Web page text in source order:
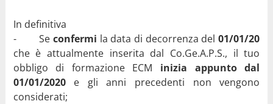
In definitiva
- Seconfermi la data di decorrenza del01/01/20
che è attualmente inserita dal Co.Ge.A.P.S., il tuo
obbligo di formazione ECM inizia appunto dal
01/01/2020e gli anni precedenti non vengono
considerati;